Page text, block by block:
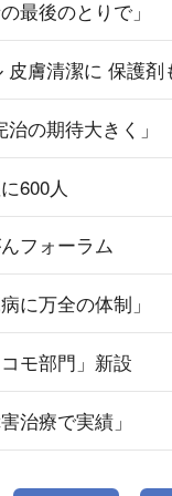
最後のとりで」
膚清潔に 保護剤
の期待大きく」
600人
フォーラム
に万全の体制」
モ部門」新設
治療で実績」